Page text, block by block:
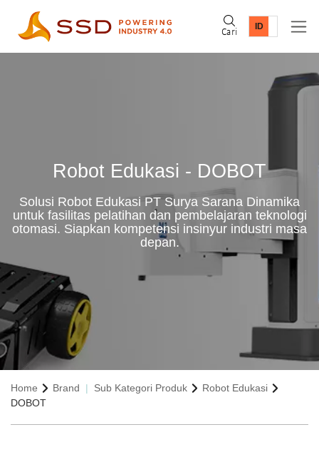
Cari
Robot Edukasi - DOBOT
Solusi Robot Edukasi PT Surya Sarana Dinamika
untuk fasilitas pelatihan dan pembelajaran teknologi
otomasi. Siapkan kompetensi insinyur industri masa
depan.
Home Brand Sub Kategori Produk
Robot Edukasi
DOBOT